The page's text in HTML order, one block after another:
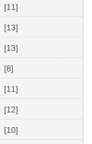
[11]
[13]
[13]
[8]
[11]
[12]
[10]